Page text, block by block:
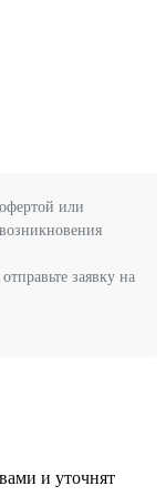
или
заявку на
и уточнят